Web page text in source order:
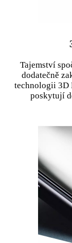
Tajemství
dodatečně
technologii 3D
poskytují